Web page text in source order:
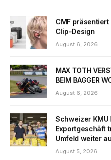
CMF präsentiert
Clip-Design
August 6, 2026
MAX TOTH
BEIM BAGGER
August 6, 2026
Schweizer KMU
Exportgeschäft
Umfeld weiter
August 5, 2026